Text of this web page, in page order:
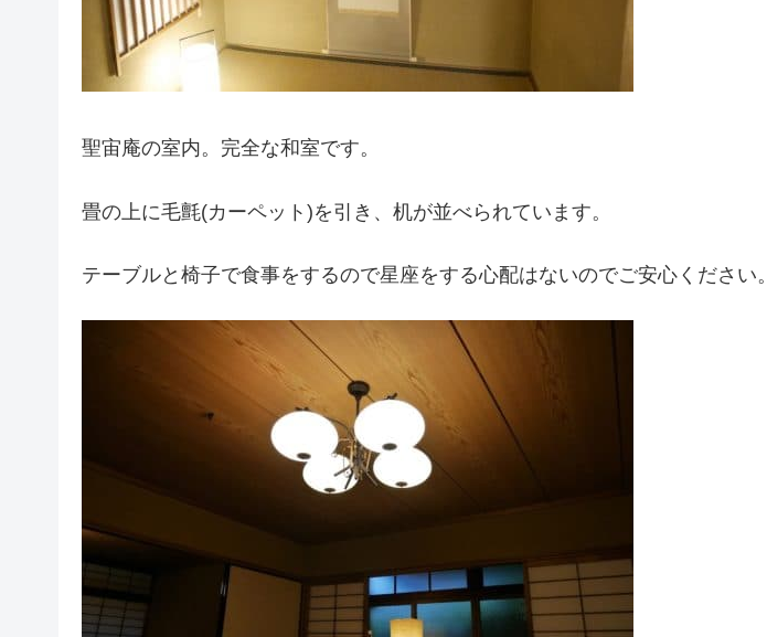
聖宙庵の室内。完全な和室です。
畳の上に毛氈(カーペット)を引き、机が並べられています。
テーブルと椅子で食事をするので星座をする心配はないのでご安心ください。